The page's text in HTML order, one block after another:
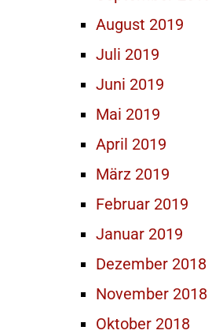
August 2019
Juli 2019
Juni 2019
Mai 2019
April 2019
März 2019
Februar 2019
Januar 2019
Dezember 2018
November 2018
Oktober 2018